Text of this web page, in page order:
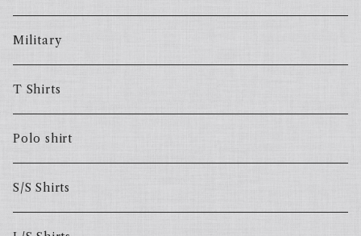
Military
T Shirts
Polo shirt
S/S Shirts